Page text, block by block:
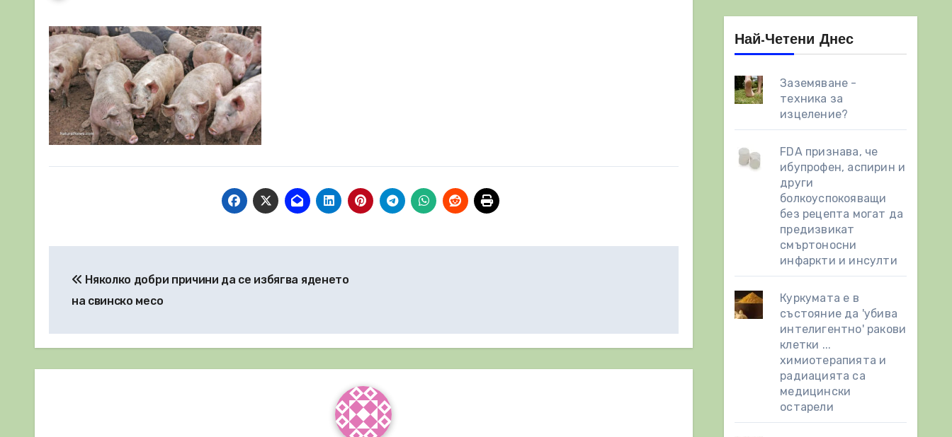
Няколко добри причини да се избягва яденето
на свинско месо
Най-Четени Днес
Заземяване -
техника за
изцеление?
FDA признава, че
ибупрофен, аспирин и
други
болкоуспокояващи
без рецепта могат да
предизвикат
смъртоносни
инфаркти и инсулти
Куркумата е в
състояние да 'убива
интелигентно' ракови
клетки ...
химиотерапията и
радиацията са
медицински
остарели